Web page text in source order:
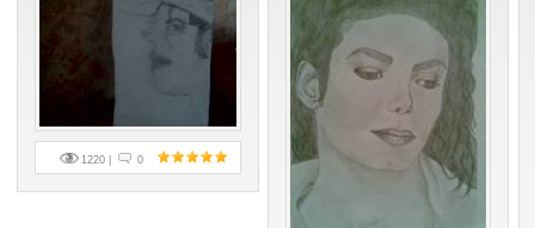
1220 | 0